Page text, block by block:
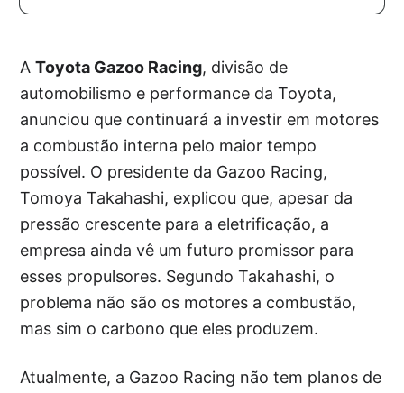
AToyota Gazoo Racing, divisão de
automobilismo e performance da Toyota,
anunciou que continuará a investir em motores
a combustão interna pelo maior tempo
possível. O presidente da Gazoo Racing,
Tomoya Takahashi, explicou que, apesar da
pressão crescente para a eletrificação, a
empresa ainda vê um futuro promissor para
esses propulsores. Segundo Takahashi, o
problema não são os motores a combustão,
mas sim o carbono que eles produzem.
Atualmente, a Gazoo Racing não tem planos de